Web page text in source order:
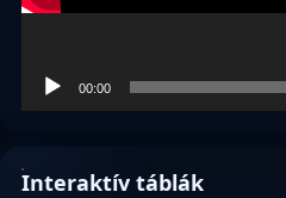
00:00
Interaktív táblák